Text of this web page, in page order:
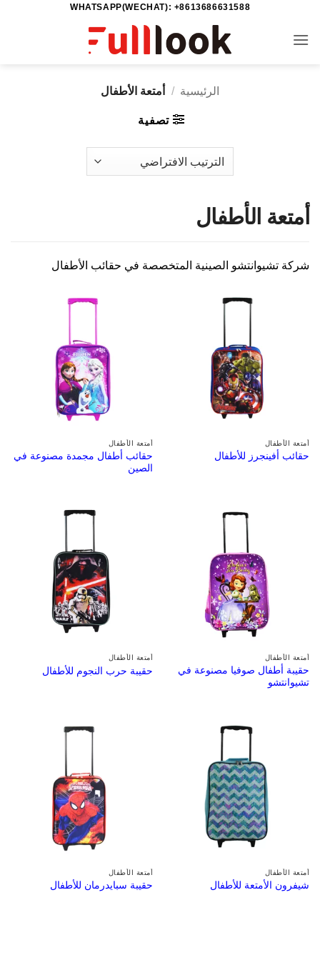
WHATSAPP(WECHAT): +8613686631588
الرئيسية / أمتعة الأطفال
تصفية
أمتعة الأطفال
شركة تشيوانتشو الصينية المتخصصة في حقائب الأطفال
أمتعة الأطفال
حقائب أفينجرز للأطفال
أمتعة الأطفال
حقائب أطفال مجمدة مصنوعة في
الصين
أمتعة الأطفال
حقيبة أطفال صوفيا مصنوعة في
تشيوانتشو
أمتعة الأطفال
حقيبة حرب النجوم للأطفال
أمتعة الأطفال
شيفرون الأمتعة للأطفال
أمتعة الأطفال
حقيبة سبايدرمان للأطفال